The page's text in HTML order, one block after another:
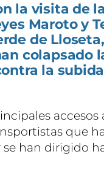
la visita de
Maroto y
de
colapsado
la
que
han dirigido